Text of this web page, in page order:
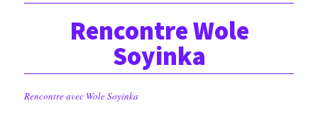
Rencontre Wole
Soyinka
Rencontre avec Wole Soyinka